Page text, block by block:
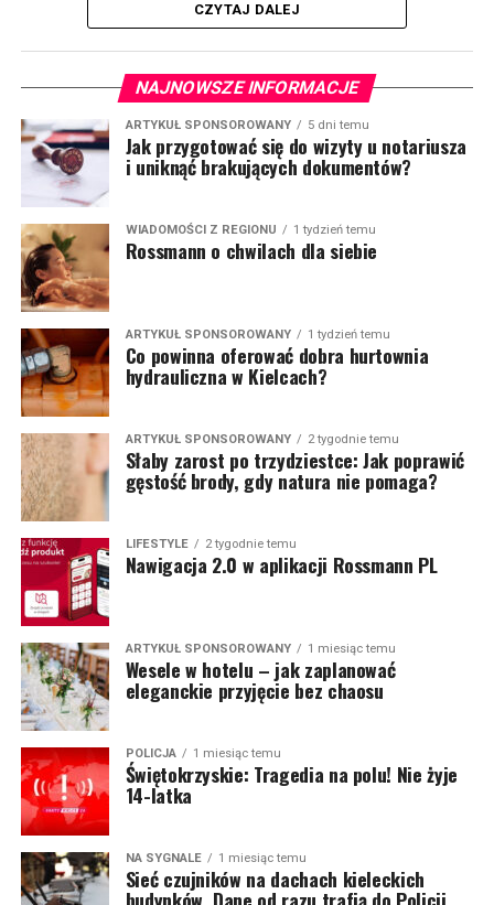
CZYTAJ DALEJ
NAJNOWSZE INFORMACJE
ARTYKUŁ SPONSOROWANY 5 dni temu
Jak przygotować się do wizyty u notariusza
i uniknąć brakujących dokumentów?
WIADOMOŚCI Z REGIONU 1 tydzień temu
Rossmann o chwilach dla siebie
ARTYKUŁ SPONSOROWANY 1 tydzień temu
Co powinna oferować dobra hurtownia
hydrauliczna w Kielcach?
ARTYKUŁ SPONSOROWANY 2 tygodnie temu
Słaby zarost po trzydziestce: Jak poprawić
gęstość brody, gdy natura nie pomaga?
LIFESTYLE 2 tygodnie temu
Nawigacja 2.0 w aplikacji Rossmann PL
ARTYKUŁ SPONSOROWANY 1 miesiąc temu
Wesele w hotelu – jak zaplanować
eleganckie przyjęcie bez chaosu
POLICJA 1 miesiąc temu
Świętokrzyskie: Tragedia na polu! Nie żyje
14-latka
NA SYGNALE 1 miesiąc temu
Sieć czujników na dachach kieleckich